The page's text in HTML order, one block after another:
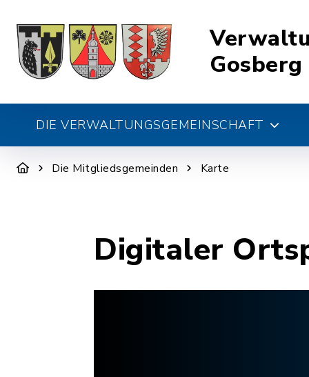
Gosberg
DIE VERWALTUNGSGEMEINSCHAFT
Die Mitgliedsgemeinden Karte
Digitaler